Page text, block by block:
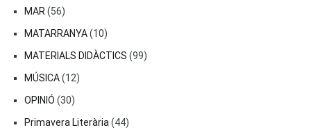
MAR (56)
MATARRANYA(10)
MATERIALS DIDÀCTICS (99)
MÚSICA(12)
OPINIÓ (30)
Primavera Literària (44)